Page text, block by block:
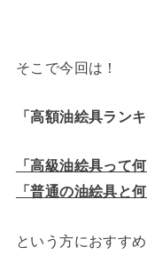
そこで今回は！
「高額油絵具ラン
「高級油絵具って
「普通の油絵具と
という方におすす